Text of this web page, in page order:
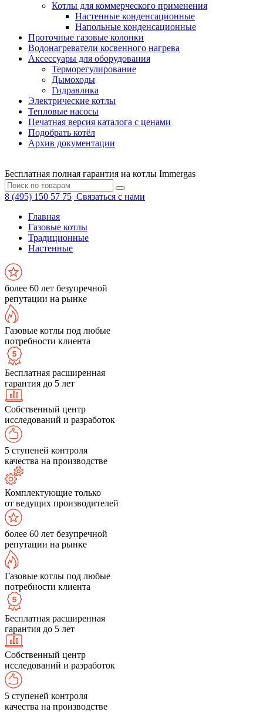
Котлы для коммерческого применения
Настенные конденсационные
Напольные конденсационные
Проточные газовые колонки
Водонагреватели косвенного нагрева
Аксессуары для оборудования
Терморегулирование
Дымоходы
Гидравлика
Электрические котлы
Тепловые насосы
Печатная версия каталога с ценами
Подобрать котёл
Архив документации
Бесплатная полная гарантия на котлы Immergas
8 (495) 150 57 75 Связаться с нами
Главная
Газовые котлы
Традиционные
Настенные
более 60 лет безупречной
репутации на рынке
Газовые котлы под любые
потребности клиента
Бесплатная расширенная
гарантия до 5 лет
Собственный центр
исследований и разработок
5 ступеней контроля
качества на производстве
Комплектующие только
от ведущих производителей
более 60 лет безупречной
репутации на рынке
Газовые котлы под любые
потребности клиента
Бесплатная расширенная
гарантия до 5 лет
Собственный центр
исследований и разработок
5 ступеней контроля
качества на производстве